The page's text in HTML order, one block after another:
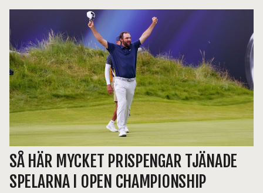
SÅ HÄR MYCKET PRISPENGAR TJÄNADE
SPELARNA I OPEN CHAMPIONSHIP